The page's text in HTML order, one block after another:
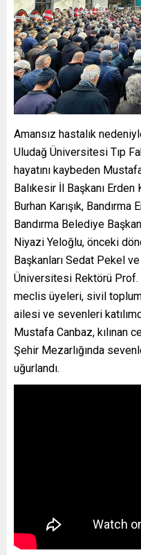
Amansız hastalık
Uludağ Üniversitesi Tıp
hayatını kaybeden
Balıkesir İl Başkanı
Burhan Karışık,
Bandırma Belediye
Niyazi Yeloğlu, önceki
Başkanları Sedat Pekel ve
Üniversitesi Rektörü
meclis üyeleri, sivil
ailesi ve sevenleri
Mustafa Canbaz, kılınan
Şehir Mezarlığında
uğurlandı.